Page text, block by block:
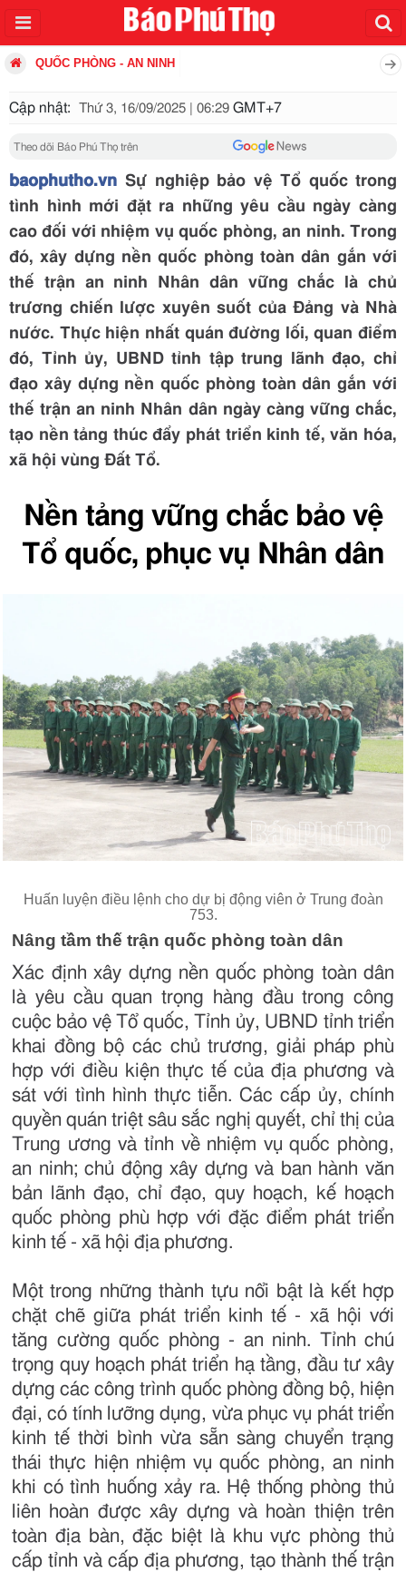
QUỐC PHÒNG - AN NINH
Cập nhật: Thứ 3, 16/09/2025 | 06:29 GMT+7
Theo dõi Báo Phú Thọ trên
baophutho.vn Sự nghiệp bảo vệ Tổ quốc trong
tình hình mới đặt ra những yêu cầu ngày càng
cao đối với nhiệm vụ quốc phòng, an ninh. Trong
đó, xây dựng nền quốc phòng toàn dân gắn với
thế trận an ninh Nhân dân vững chắc là chủ
trương chiến lược xuyên suốt của Đảng và Nhà
nước. Thực hiện nhất quán đường lối, quan điểm
đó, Tỉnh ủy, UBND tỉnh tập trung lãnh đạo, chỉ
đạo xây dựng nền quốc phòng toàn dân gắn với
thế trận an ninh Nhân dân ngày càng vững chắc,
tạo nền tảng thúc đẩy phát triển kinh tế, văn hóa,
xã hội vùng Đất Tổ.
Nền tảng vững chắc bảo vệ
Tổ quốc, phục vụ Nhân dân
Huấn luyện điều lệnh cho dự bị động viên ở Trung đoàn
753.
Nâng tầm thế trận quốc phòng toàn dân
Xác định xây dựng nền quốc phòng toàn dân
là yêu cầu quan trọng hàng đầu trong công
cuộc bảo vệ Tổ quốc, Tỉnh ủy, UBND tỉnh triển
khai đồng bộ các chủ trương, giải pháp phù
hợp với điều kiện thực tế của địa phương và
sát với tình hình thực tiễn. Các cấp ủy, chính
quyền quán triệt sâu sắc nghị quyết, chỉ thị của
Trung ương và tỉnh về nhiệm vụ quốc phòng,
an ninh; chủ động xây dựng và ban hành văn
bản lãnh đạo, chỉ đạo, quy hoạch, kế hoạch
quốc phòng phù hợp với đặc điểm phát triển
kinh tế - xã hội địa phương.
Một trong những thành tựu nổi bật là kết hợp
chặt chẽ giữa phát triển kinh tế - xã hội với
tăng cường quốc phòng - an ninh. Tỉnh chú
trọng quy hoạch phát triển hạ tầng, đầu tư xây
dựng các công trình quốc phòng đồng bộ, hiện
đại, có tính lưỡng dụng, vừa phục vụ phát triển
kinh tế thời bình vừa sẵn sàng chuyển trạng
thái thực hiện nhiệm vụ quốc phòng, an ninh
khi có tình huống xảy ra. Hệ thống phòng thủ
liên hoàn được xây dựng và hoàn thiện trên
toàn địa bàn, đặc biệt là khu vực phòng thủ
cấp tỉnh và cấp địa phương, tạo thành thế trận